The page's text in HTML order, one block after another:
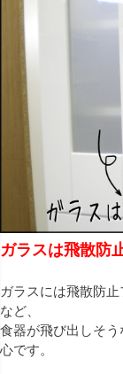
ガラスは飛散防
ガラスには飛散防
など、
食器が飛び出しそ
心です。